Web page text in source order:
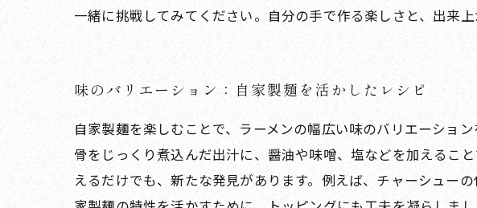
一緒に挑戦してみてください。自分の手で作る楽しさと、出来
味のバリエーション：自家製麺を活かしたレシピ
自家製麺を楽しむことで、ラーメンの幅広い味のバリエーショ
骨をじっくり煮込んだ出汁に、醤油や味噌、塩などを加えるこ
えるだけでも、新たな発見があります。例えば、チャーシュー